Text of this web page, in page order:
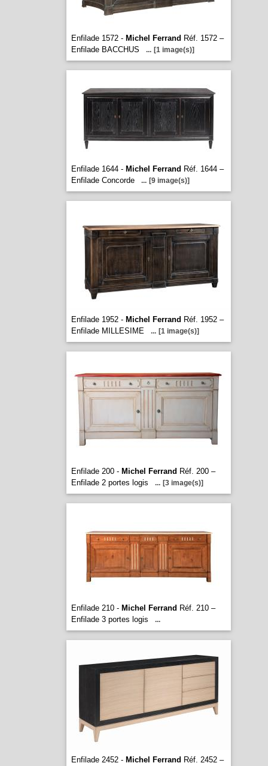
Enfilade 1572 - Michel Ferrand Réf. 1572 –
Enfilade BACCHUS
... [1 image(s)]
Enfilade 1644 - Michel Ferrand Réf. 1644 –
Enfilade Concorde
... [9 image(s)]
Enfilade 1952 - Michel Ferrand Réf. 1952 –
Enfilade MILLESIME
... [1 image(s)]
Enfilade 200 - Michel Ferrand Réf. 200 –
Enfilade 2 portes logis
... [3 image(s)]
Enfilade 210 - Michel Ferrand Réf. 210 –
Enfilade 3 portes logis
...
Enfilade 2452 - Michel Ferrand Réf. 2452 –